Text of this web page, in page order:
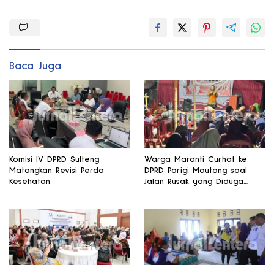
Baca Juga
Komisi IV DPRD Sulteng
Matangkan Revisi Perda
Kesehatan
Warga Maranti Curhat ke
DPRD Parigi Moutong soal
Jalan Rusak yang Diduga